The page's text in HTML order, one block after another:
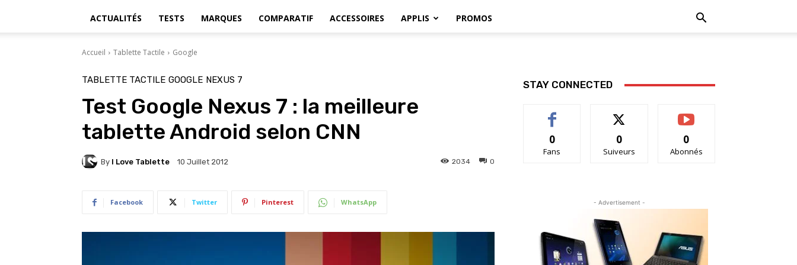
ACTUALITÉS TESTS MARQUES COMPARATIF ACCESSOIRES APPLIS PROMOS
Accueil Tablette Tactile Google
TABLETTE TACTILE GOOGLE NEXUS 7
Test Google Nexus 7 : la meilleure
tablette Android selon CNN
By I Love Tablette 10 Juillet 2012 0
2034
Facebook Twitter Pinterest WhatsApp
STAY CONNECTED
0
Fans
0
Suiveurs
0
Abonnés
- Advertisement -